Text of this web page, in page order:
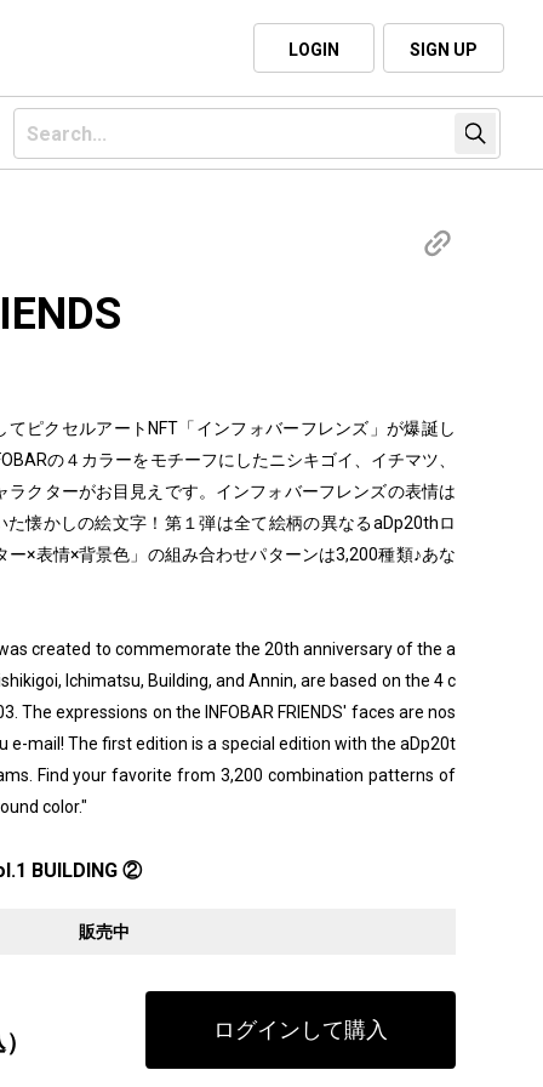
LOGIN SIGN UP
ピクセルアートNFT「インフォバーフレンズ」が爆誕し
の４カラーをモチーフにしたニシキゴイ、イチマツ、
ラクターがお目見えです。インフォバーフレンズの表情は
懐かしの絵文字！第１弾は全て絵柄の異なるaDp20thロ
ー×表情×背景色」の組み合わせパターンは3,200種類♪あな
was created to commemorate the 20th anniversary of the a
Ichimatsu, Building, and Annin, are based on the 4 c
The expressions on the INFOBAR FRIENDS' faces are nos
e-mail! The first edition is a special edition with the aDp20t
Find your favorite from 3,200 combination patterns of
color."
BUILDING ②
販売中
ログインして購入